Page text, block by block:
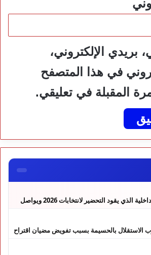
بريدي الإلكتروني،
في هذا المتصفح
المقبلة في تعليقي.
لفتيت.. رجل الداخلية الذي يقود التحضير لانتخابات 2026 ويواصل
بالحسيمة بسبب تفويض مضيان اقتراح